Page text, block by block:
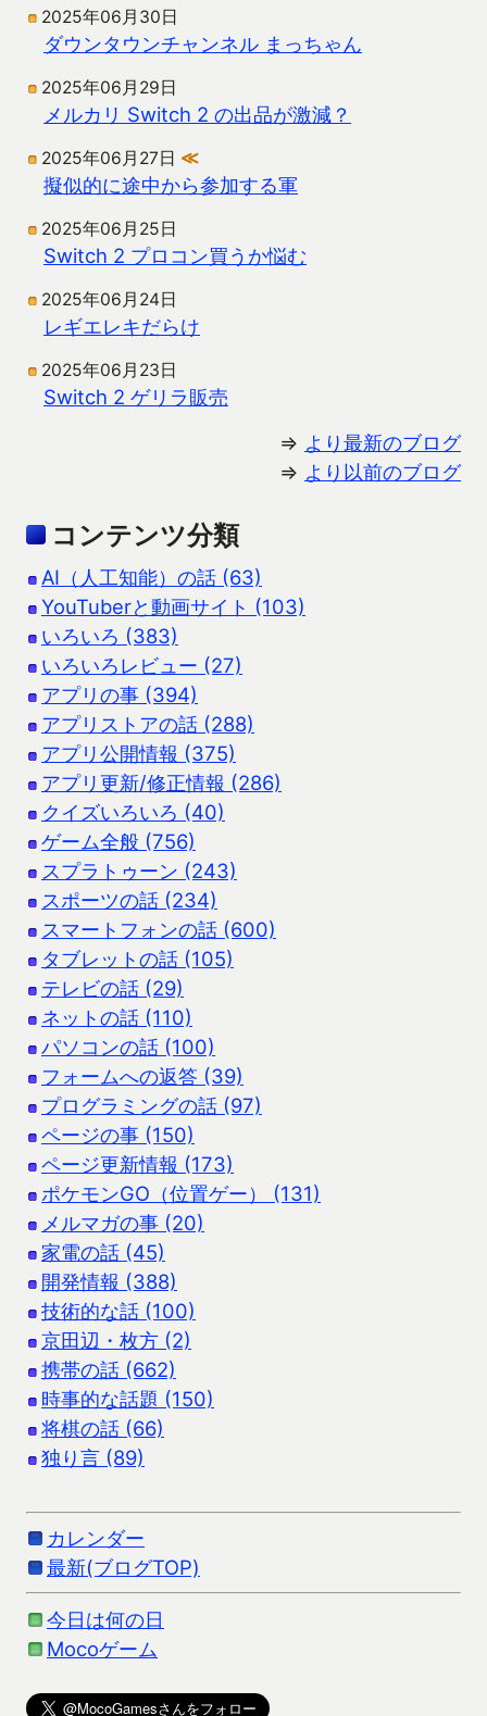
2025年06月30日
ダウンタウンチャンネル まっちゃん
2025年06月29日
メルカリ Switch 2 の出品が激減？
2025年06月27日 ≪
擬似的に途中から参加する軍
2025年06月25日
Switch 2 プロコン買うか悩む
2025年06月24日
レギエレキだらけ
2025年06月23日
Switch 2 ゲリラ販売
⇒ より最新のブログ
⇒ より以前のブログ
コンテンツ分類
AI（人工知能）の話 (63)
YouTuberと動画サイト (103)
いろいろ (383)
いろいろレビュー (27)
アプリの事 (394)
アプリストアの話 (288)
アプリ公開情報 (375)
アプリ更新/修正情報 (286)
クイズいろいろ (40)
ゲーム全般 (756)
スプラトゥーン (243)
スポーツの話 (234)
スマートフォンの話 (600)
タブレットの話 (105)
テレビの話 (29)
ネットの話 (110)
パソコンの話 (100)
フォームへの返答 (39)
プログラミングの話 (97)
ページの事 (150)
ページ更新情報 (173)
ポケモンGO（位置ゲー） (131)
メルマガの事 (20)
家電の話 (45)
開発情報 (388)
技術的な話 (100)
京田辺・枚方 (2)
携帯の話 (662)
時事的な話題 (150)
将棋の話 (66)
独り言 (89)
カレンダー
最新(ブログTOP)
今日は何の日
Mocoゲーム